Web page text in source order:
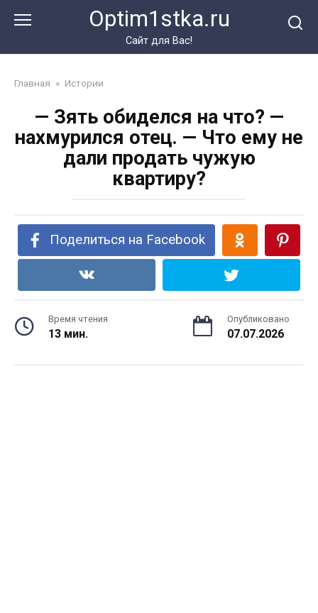
Optim1stka.ru
Сайт для Вас!
Главная » Истории
— Зять обиделся на что? —
нахмурился отец. — Что ему не
дали продать чужую
квартиру?
Поделиться на Facebook
Время чтения
13 мин.
Опубликовано
07.07.2026